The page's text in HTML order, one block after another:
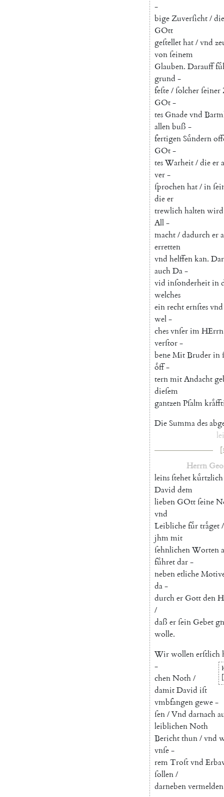
-
bigeZuverſicht/die
GOtt
geſtellethat/vnd
vonſeinem
Glauben. Darauff
grund -
feſte/ſolcherſeiner
GOt-
tes Gnadevnd
allenbuß -
fertigenSuͤndern
GOt-
tesWarheit/dieer
ver-
ſprochenhat/in
dieer
trewlichhaltenwird
All-
macht/dadurcher
erretten
vnd helffenkan.
auchDa-
vid inſonderheitin
welches
einrechternſtesvnd
wel-
chesvnſerimHErrn
verſtor-
beneMitBruderin
oͤff-
ternmitAndacht
dieſem
gantzenPſalm
DieSummades
Herrn
leinsſtehetkuͤrtzlich
David dem
lieben GOttſeine
vnd
Leiblichefuͤrtraͤget/
jhmmit
ſehnlichenWorten
fuͤhretdar-
nebenetliche
da-
durcher Gottden
/
daß erſein Gebet
wolle.
Wirwollenerſtlich
-
[
chenNoth/
damitDavid iſt
vmbfangengewe-
ſen/Vnd darnach
leiblichenNoth
Berichtthun/vnd
vnſe-
remTroſtvnd
ſollen/
darnebenvermelden